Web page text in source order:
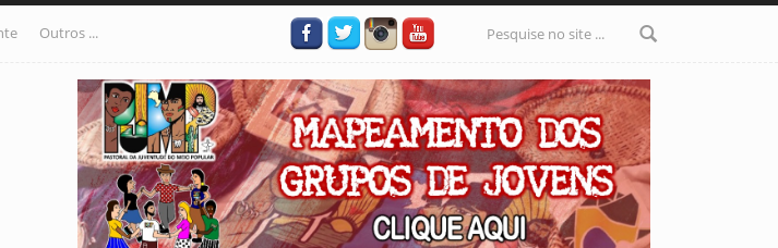
Outros ...
Formulário
de busca